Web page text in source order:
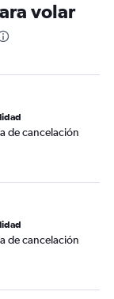
volar
de cancelación
de cancelación